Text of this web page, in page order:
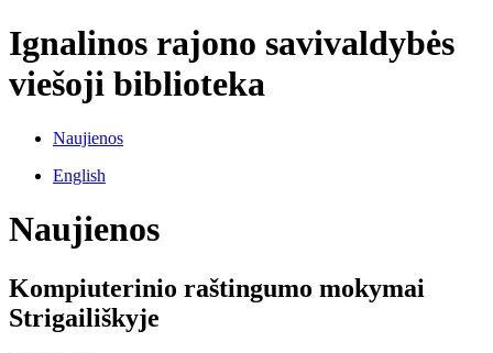
Ignalinos rajono savivaldybės
viešoji biblioteka
Naujienos
English
Naujienos
Kompiuterinio raštingumo mokymai
Strigailiškyje